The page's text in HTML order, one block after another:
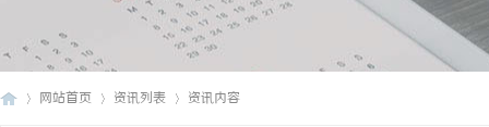
网站首页 资讯列表 资讯内容